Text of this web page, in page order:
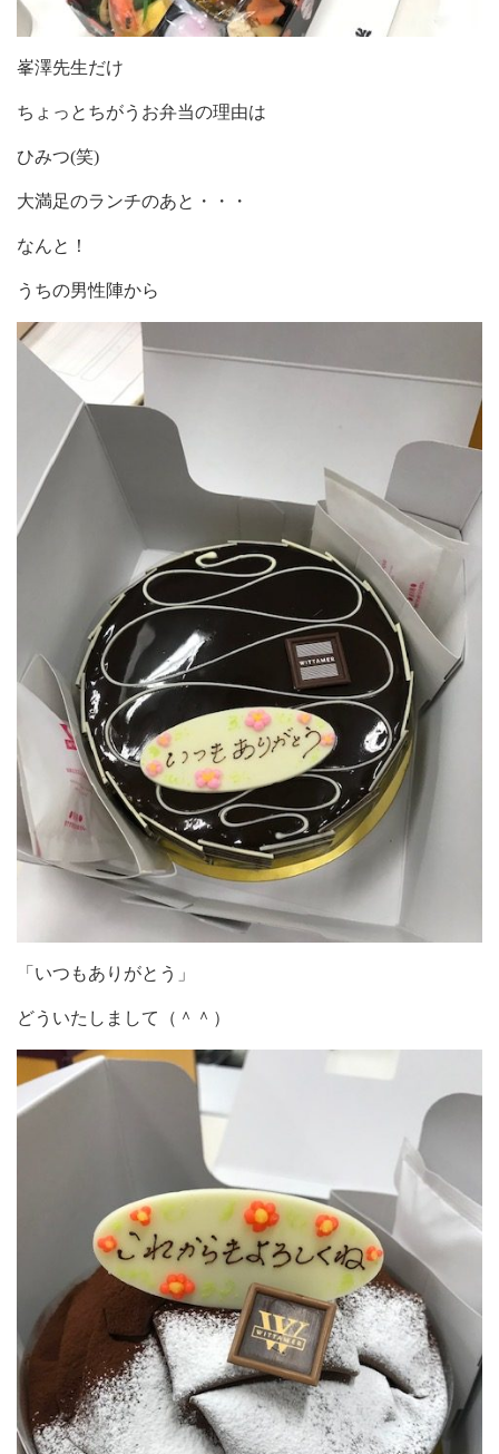
峯澤先生だけ
ちょっとちがうお弁当の理由は
ひみつ(笑)
大満足のランチのあと・・・
なんと！
うちの男性陣から
「いつもありがとう」
どういたしまして（＾＾）